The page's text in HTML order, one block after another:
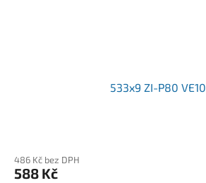
533x9 ZI-P80 VE10
486 Kč bez DPH
588 Kč